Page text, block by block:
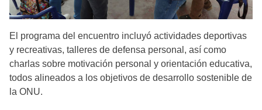
El programa del encuentro incluyó actividades deportivas
y recreativas, talleres de defensa personal, así como
charlas sobre motivación personal y orientación educativa,
todos alineados a los objetivos de desarrollo sostenible de
la ONU.